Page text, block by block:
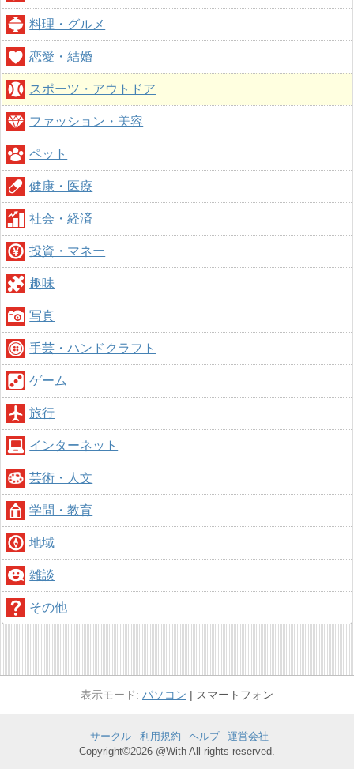
料理・グルメ
恋愛・結婚
スポーツ・アウトドア
ファッション・美容
ペット
健康・医療
社会・経済
投資・マネー
趣味
写真
手芸・ハンドクラフト
ゲーム
旅行
インターネット
芸術・人文
学問・教育
地域
雑談
その他
パソコン スマートフォン
サークル 利用規約 ヘルプ
運営会社
Copyright©2026 @With All rights reserved.